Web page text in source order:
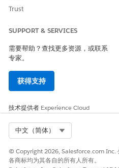
Trust
SUPPORT & SERVICES
需要帮助？查找更多资源，或联系
专家。
获得支持
技术提供者 Experience Cloud
中文（简体）
© Copyright 2026, Salesforce.com Inc.
各商标均为其各自的所有人所有。